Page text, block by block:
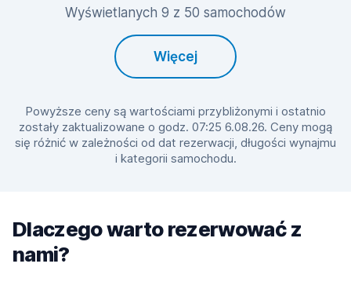
Wyświetlanych 9 z 50 samochodów
Więcej
Powyższe ceny są wartościami przybliżonymi i ostatnio
zostały zaktualizowane o godz. 07:25 6.08.26. Ceny mogą
się różnić w zależności od dat rezerwacji, długości wynajmu
i kategorii samochodu.
Dlaczego warto rezerwować z
nami?